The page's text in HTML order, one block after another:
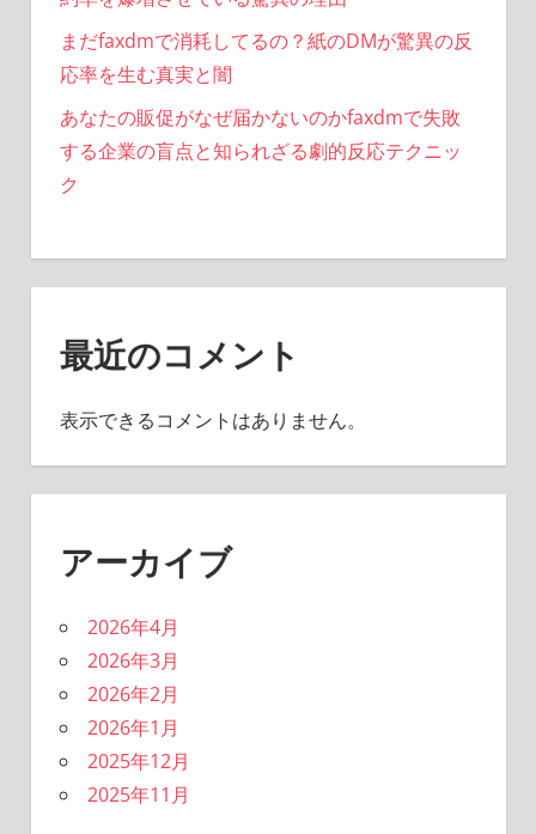
まだfaxdmで消耗してるの？紙のDMが驚異の反
応率を生む真実と闇
あなたの販促がなぜ届かないのかfaxdmで失敗
する企業の盲点と知られざる劇的反応テクニッ
ク
最近のコメント
表示できるコメントはありません。
アーカイブ
2026年4月
2026年3月
2026年2月
2026年1月
2025年12月
2025年11月